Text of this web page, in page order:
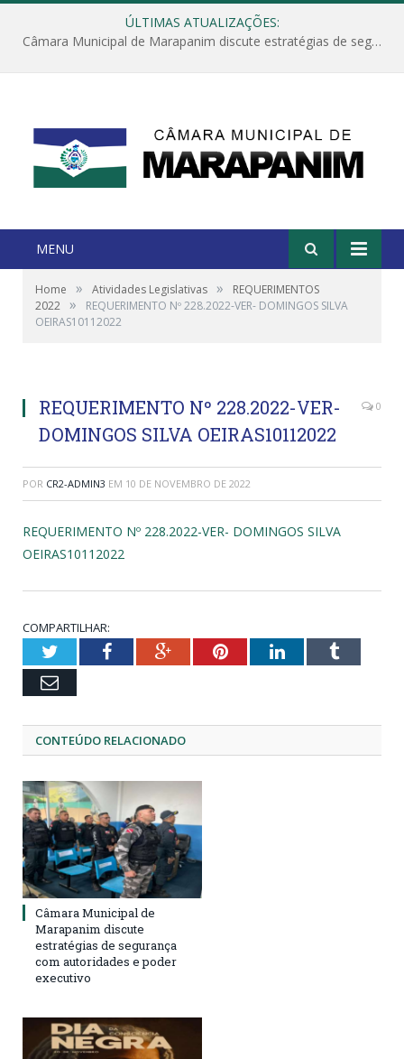
ÚLTIMAS ATUALIZAÇÕES:
Câmara Municipal de Marapanim discute estratégias de segurança com autoridades e poder executivo
MENU
Home » Atividades Legislativas »
REQUERIMENTOS
2022 »
REQUERIMENTO Nº 228.2022-VER- DOMINGOS SILVA
OEIRAS10112022
REQUERIMENTO Nº 228.2022-VER-
DOMINGOS SILVA OEIRAS10112022
0
POR CR2-ADMIN3 EM 10 DE NOVEMBRO DE 2022
REQUERIMENTO Nº 228.2022-VER- DOMINGOS SILVA
OEIRAS10112022
COMPARTILHAR:
TwitterFacebookGoogle+PinterestLinkedInTumblr
Email
CONTEÚDO RELACIONADO
Câmara Municipal de
Marapanim discute
estratégias de segurança
com autoridades e poder
executivo